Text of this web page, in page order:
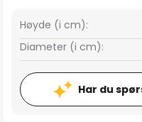
Høyde (i cm):
Diameter (i cm):
Har du